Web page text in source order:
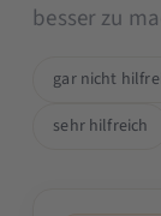
besser zu
gar nicht
sehr hilfreich